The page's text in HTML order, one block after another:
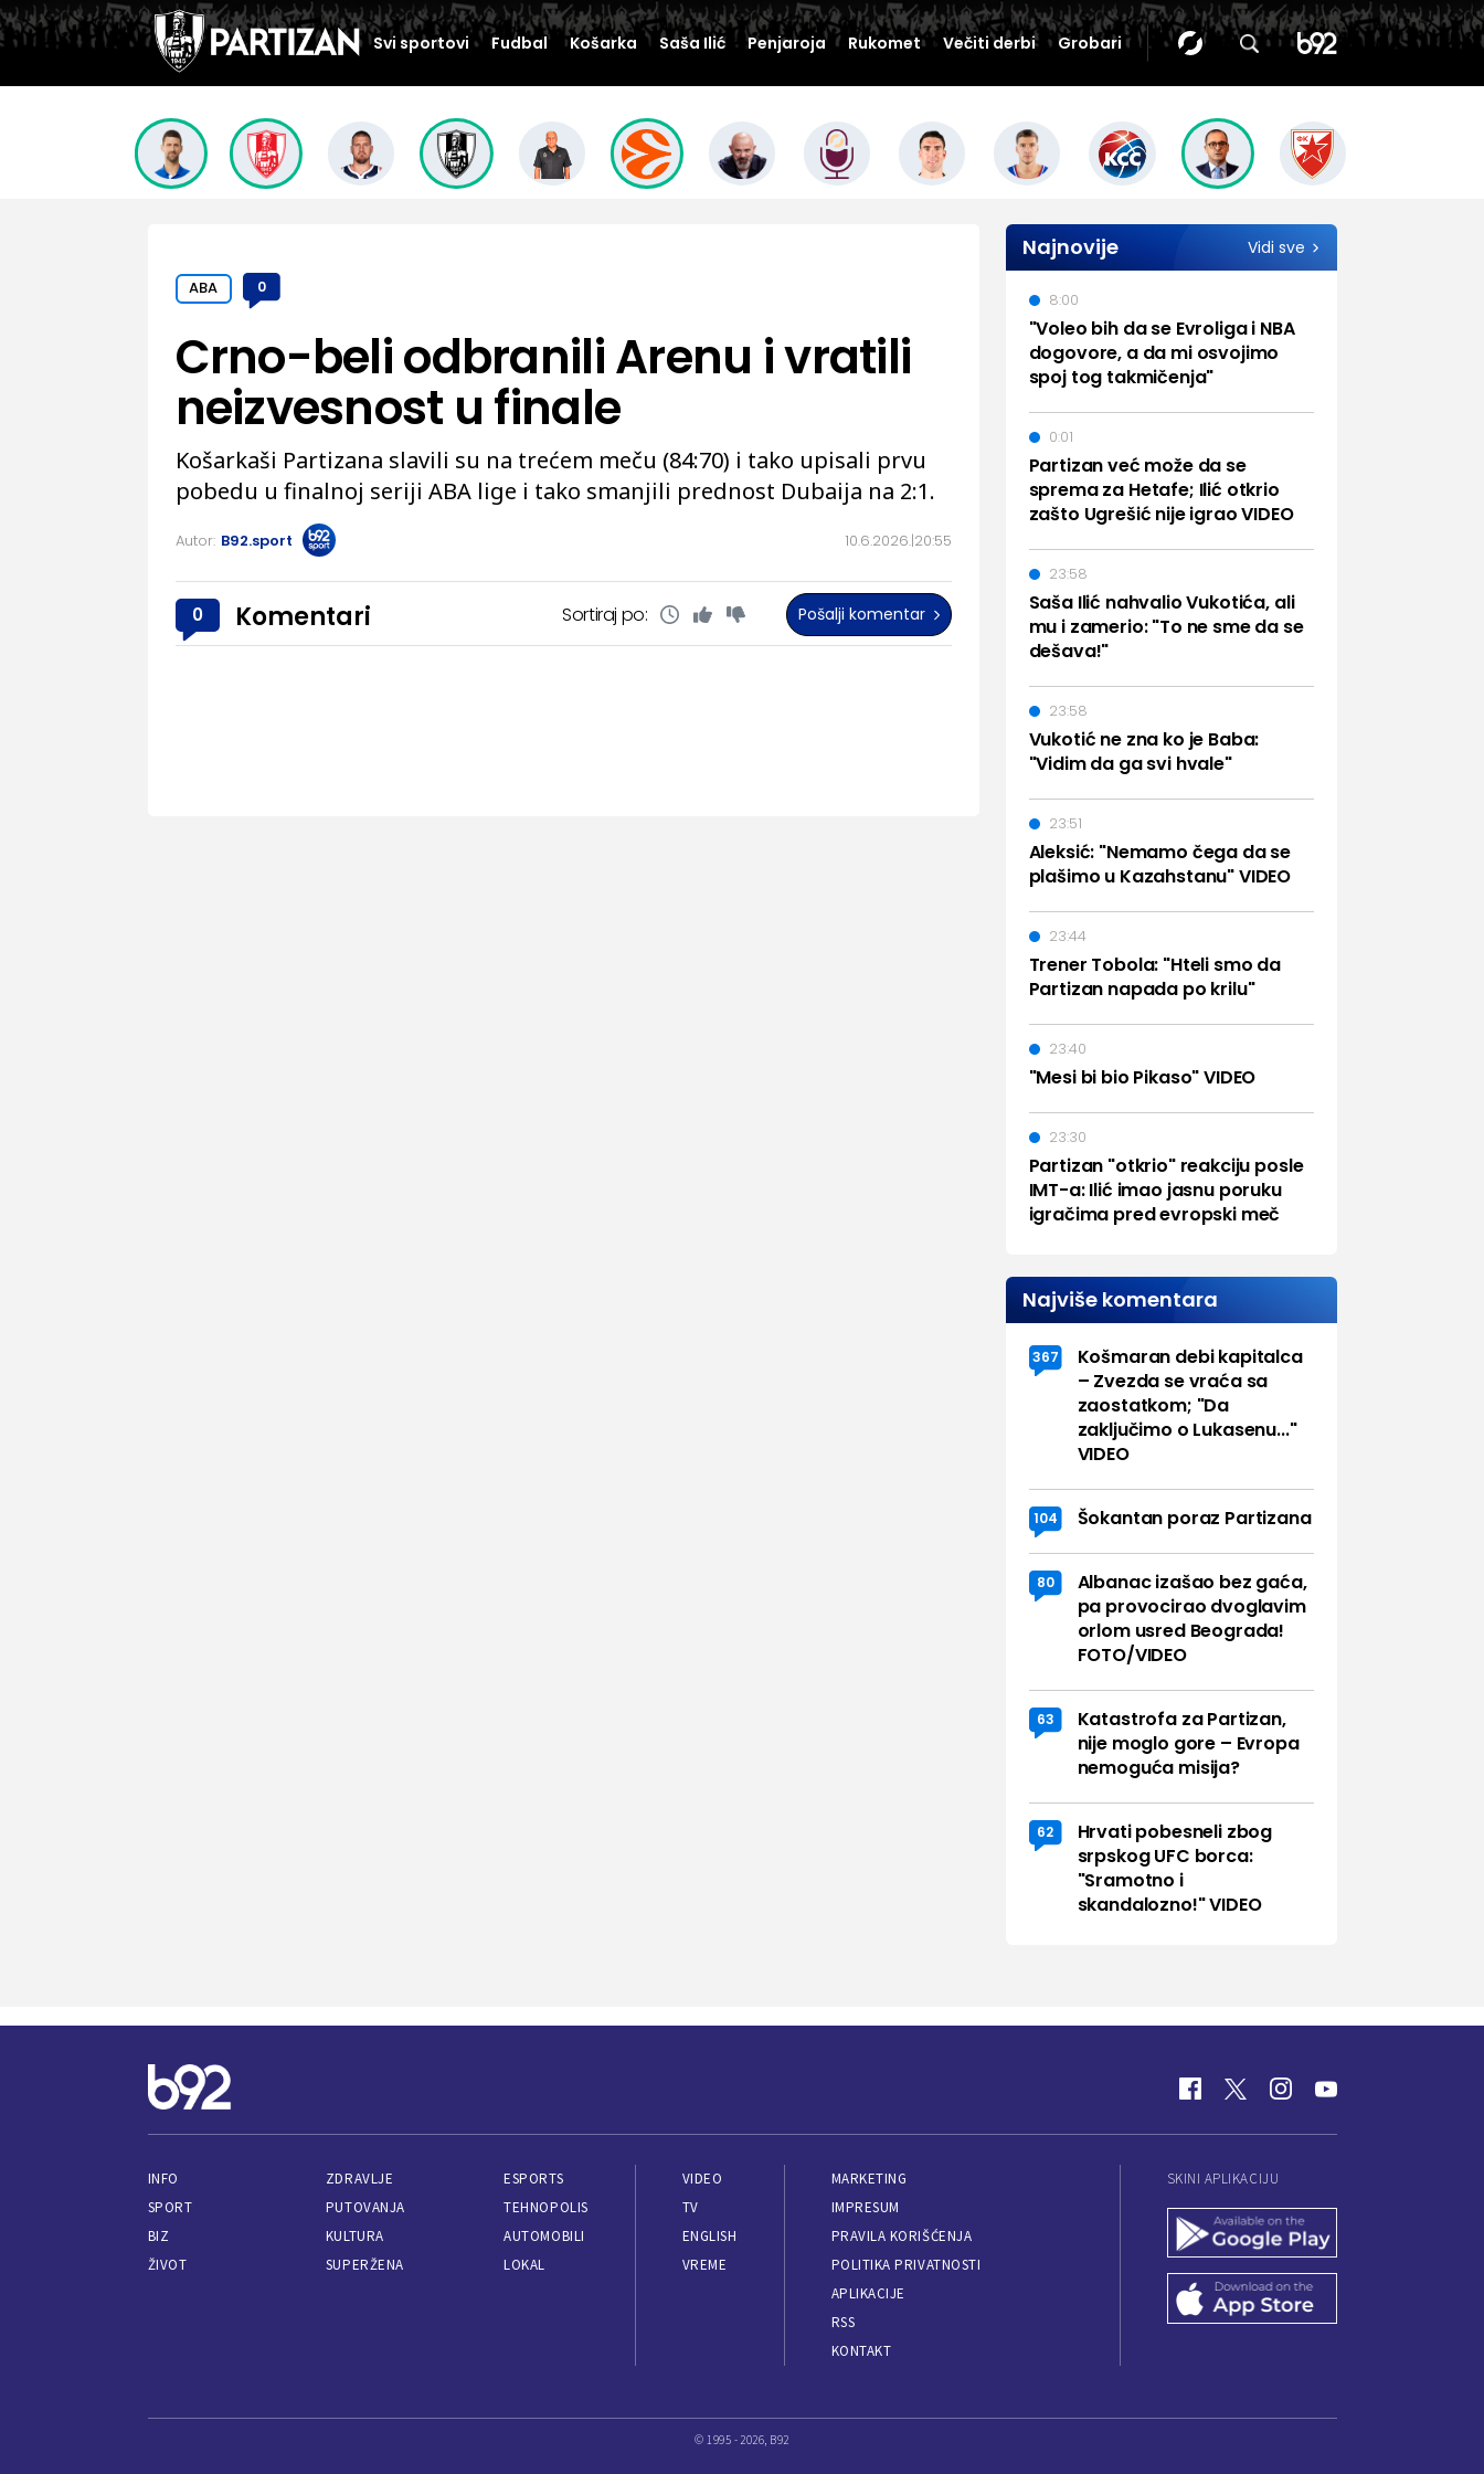
Svi sportovi Fudbal Košarka Saša Ilić Penjaroja Rukomet Večiti derbi Grobari
ABA 0
10.6.2026. 20:55
Crno-beli odbranili Arenu i vratili
neizvesnost u finale
Košarkaši Partizana slavili su na trećem meču (84:70) i tako upisali prvu
pobedu u finalnoj seriji ABA lige i tako smanjili prednost Dubaija na 2:1.
Autor: B92.sport
0 Komentari Sortiraj po: Pošalji komentar
Najnovije Vidi sve
"Voleo bih da se Evroliga i NBA
dogovore, a da mi osvojimo
spoj tog takmičenja"
8:00
Partizan već može da se
sprema za Hetafe; Ilić otkrio
zašto Ugrešić nije igrao VIDEO
0:01
Saša Ilić nahvalio Vukotića, ali
mu i zamerio: "To ne sme da se
dešava!"
23:58
Vukotić ne zna ko je Baba:
"Vidim da ga svi hvale"
23:58
Aleksić: "Nemamo čega da se
plašimo u Kazahstanu" VIDEO
23:51
Trener Tobola: "Hteli smo da
Partizan napada po krilu"
23:44
"Mesi bi bio Pikaso" VIDEO
23:40
Partizan "otkrio" reakciju posle
IMT-a: Ilić imao jasnu poruku
igračima pred evropski meč
23:30
Najviše komentara
367
Košmaran debi kapitalca
– Zvezda se vraća sa
zaostatkom; "Da
zaključimo o Lukasenu..."
VIDEO
104 Šokantan poraz Partizana
80
Albanac izašao bez gaća,
pa provocirao dvoglavim
orlom usred Beograda!
FOTO/VIDEO
63
Katastrofa za Partizan,
nije moglo gore – Evropa
nemoguća misija?
62
Hrvati pobesneli zbog
srpskog UFC borca:
"Sramotno i
skandalozno!" VIDEO
INFO
SPORT
BIZ
ŽIVOT
ZDRAVLJE
PUTOVANJA
KULTURA
SUPERŽENA
ESPORTS
TEHNOPOLIS
AUTOMOBILI
LOKAL
VIDEO
TV
ENGLISH
VREME
MARKETING
IMPRESUM
PRAVILA KORIŠĆENJA
POLITIKA PRIVATNOSTI
APLIKACIJE
RSS
KONTAKT
SKINI APLIKACIJU
© 1995 - 2026, B92